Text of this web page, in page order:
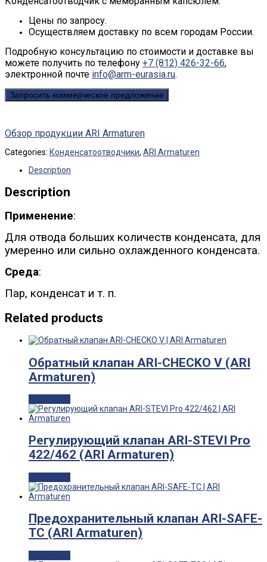
Цены по запросу.
Осуществляем доставку по всем городам России.
Подробную консультацию по стоимости и доставке вы
можете получить по телефону +7 (812) 426-32-66,
электронной почте info@arm-eurasia.ru.
Запросить коммерческое предложение
Обзор продукции ARI Armaturen
Categories: Конденсатоотводчики, ARI Armaturen
Description
Description
Применение:
Для отвода больших количеств конденсата, для
умеренно или сильно охлажденного конденсата.
Среда:
Пар, конденсат и т. п.
Related products
Обратный клапан ARI-CHECKO V (ARI
Armaturen)
Регулирующий клапан ARI-STEVI Pro
422/462 (ARI Armaturen)
Предохранительный клапан ARI-SAFE-
TC (ARI Armaturen)